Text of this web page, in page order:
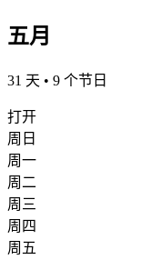
五月
31 天 • 9 个节日
打开
周日
周一
周二
周三
周四
周五